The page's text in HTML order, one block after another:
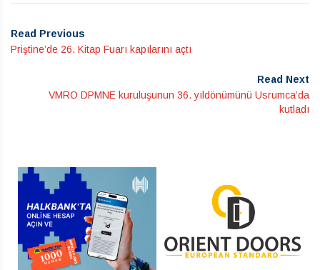
Read Previous
Priştine’de 26. Kitap Fuarı kapılarını açtı
Read Next
VMRO DPMNE kuruluşunun 36. yıldönümünü Usrumca’da
kutladı